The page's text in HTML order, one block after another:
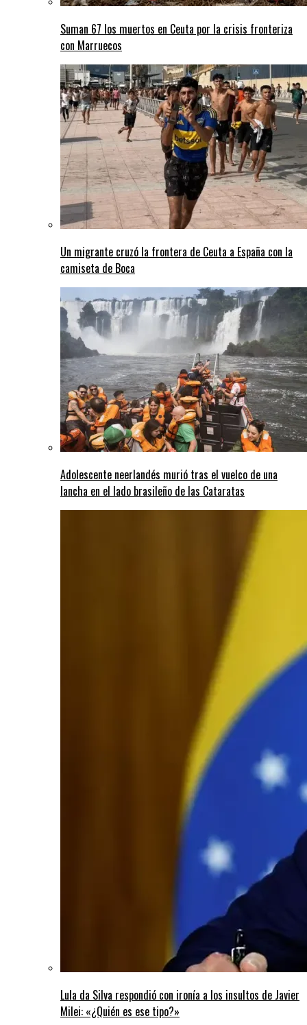
Suman 67 los muertos en Ceuta por la crisis fronteriza
con Marruecos
Un migrante cruzó la frontera de Ceuta a España con la
camiseta de Boca
Adolescente neerlandés murió tras el vuelco de una
lancha en el lado brasileño de las Cataratas
Lula da Silva respondió con ironía a los insultos de Javier
Milei: «¿Quién es ese tipo?»